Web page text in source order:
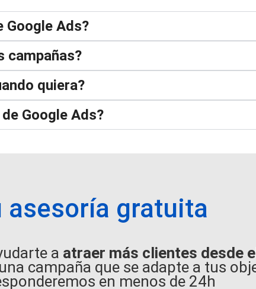
Google Ads?
campañas?
quiera?
Google Ads?
gratuita
a atraer más clientes desde
campaña que se adapte a tus
en menos de 24h